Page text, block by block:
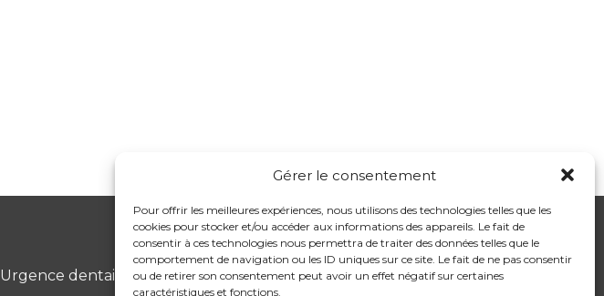
Gérer le consentement
Pour offrir les meilleures expériences, nous utilisons des technologies telles que les
cookies pour stocker et/ou accéder aux informations des appareils. Le fait de
consentir à ces technologies nous permettra de traiter des données telles que le
comportement de navigation ou les ID uniques sur ce site. Le fait de ne pas consentir
ou de retirer son consentement peut avoir un effet négatif sur certaines
caractéristiques et fonctions.
Urgence dentaire
Cabinet Dentaire Cachan